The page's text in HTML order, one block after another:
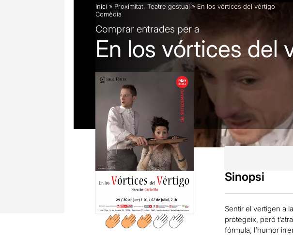
Inici » Proximitat, Teatre gestual » En los vórtices del vértigo
Comèdia
Comprar entrades per a
En los vórtices del
Sinopsi
Sentir el vertigen a
protegeix, però
fórmula, l’humor